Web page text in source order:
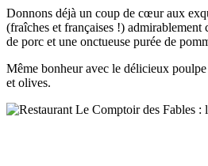
Donnons déjà un coup de cœur aux
(fraîches et françaises !) admirablement
de porc et une onctueuse purée de
Même bonheur avec le délicieux
et olives.